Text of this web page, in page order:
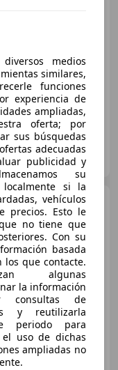
81 kW (110 CV)
308 1.6HDI FAP
1
80 kW (109 CV)
medios
similares,
funciones
experiencia de
ampliadas,
oferta; por
sus búsquedas
adecuadas
publicidad y
su
si la
vehículos
precios. Esto le
no tiene que
Con su
basada
los que contacte.
algunas
la información
consultas de
y reutilizarla
periodo para
el uso de dichas
ampliadas no